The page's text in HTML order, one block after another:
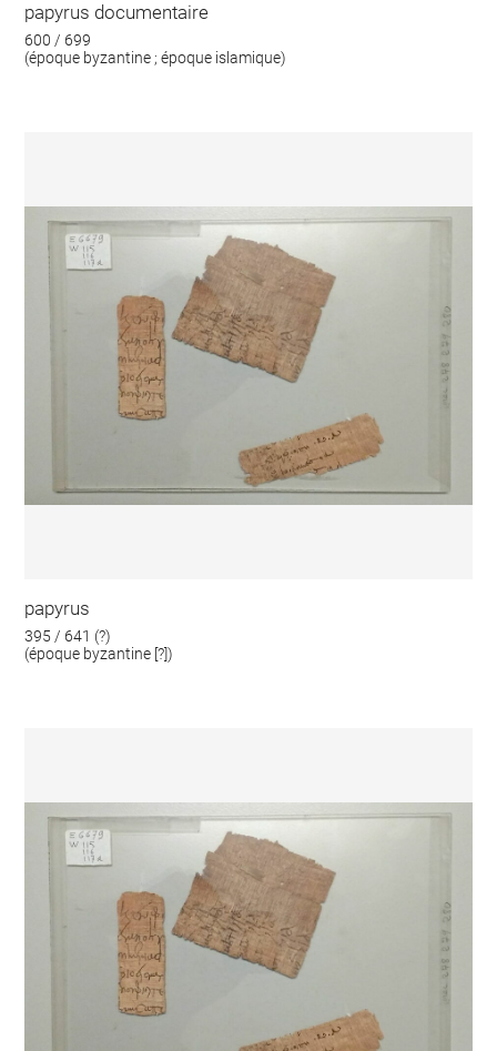
papyrus documentaire
600 / 699
(époque byzantine ; époque islamique)
papyrus
395 / 641 (?)
(époque byzantine [?])